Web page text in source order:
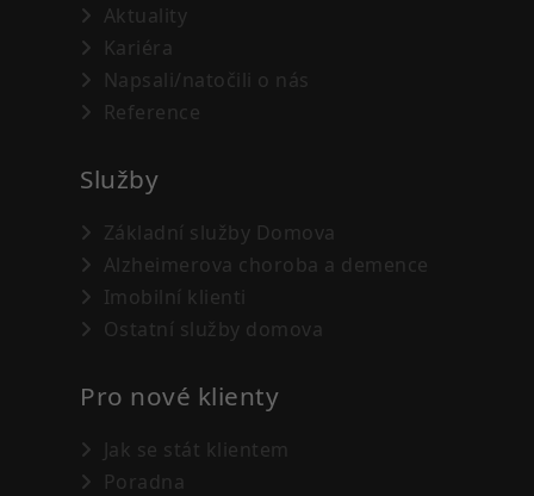
Aktuality
Kariéra
Napsali/natočili o nás
Reference
Služby
Základní služby Domova
Alzheimerova choroba a demence
Imobilní klienti
Ostatní služby domova
Pro nové klienty
Jak se stát klientem
Poradna